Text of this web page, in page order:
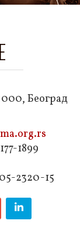
000, Београд
1899
2320-15